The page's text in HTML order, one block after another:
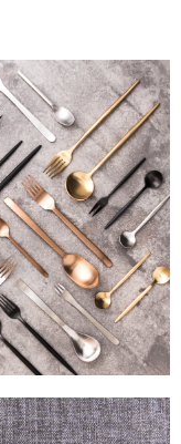
面顯示為準，若有關於
聯繫「AFTEE先享後付
support/home
先享後付」服務完成之交
易相關給付款項請求債
之同意方可使用
失，本公司不負相關責
之用戶狀況，依本公司即
形，本公司將視審查結果
發現惡意使用之情形，
並採取法律行動。
查看運費